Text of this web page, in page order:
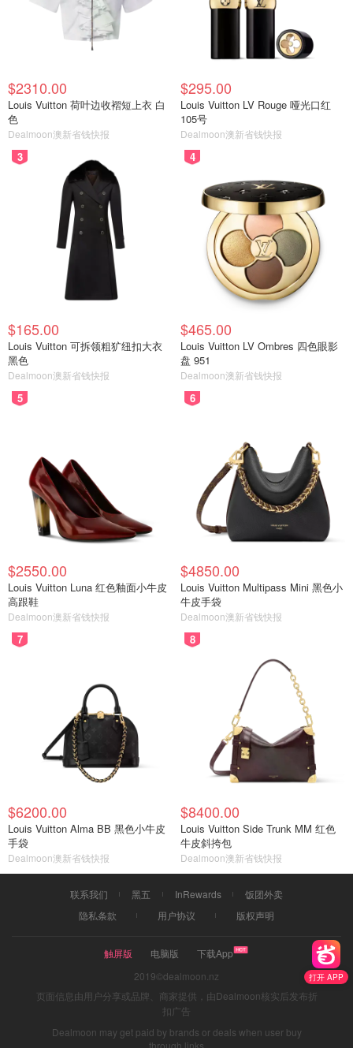
打开 APP
$2310.00
Louis Vuitton 荷叶边收褶短上衣 白
色
Dealmoon澳新省钱快报
$295.00
Louis Vuitton LV Rouge 哑光口红
105号
Dealmoon澳新省钱快报
3
$165.00
Louis Vuitton 可拆领粗犷纽扣大衣
黑色
Dealmoon澳新省钱快报
4
$465.00
Louis Vuitton LV Ombres 四色眼影
盘 951
Dealmoon澳新省钱快报
5
$2550.00
Louis Vuitton Luna 红色釉面小牛皮
高跟鞋
Dealmoon澳新省钱快报
6
$4850.00
Louis Vuitton Multipass Mini 黑色小
牛皮手袋
Dealmoon澳新省钱快报
7
$6200.00
Louis Vuitton Alma BB 黑色小牛皮
手袋
Dealmoon澳新省钱快报
8
$8400.00
Louis Vuitton Side Trunk MM 红色
牛皮斜挎包
Dealmoon澳新省钱快报
联系我们 黑五 InRewards
饭团外卖
隐私条款
用户协议 版权声明
触屏版 电脑版
下载App
2019©dealmoon.nz
页面信息由用户分享或品牌、商家提供，由Dealmoon核实后发布折
扣广告
Dealmoon may get paid by brands or deals when user buy
through links